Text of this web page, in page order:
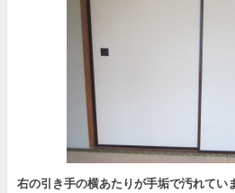
右の引き手の横あたりが手垢で汚れてい